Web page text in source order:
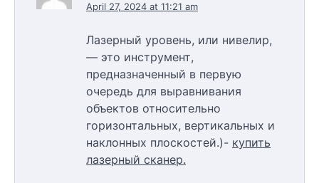
April 27, 2024 at 11:21 am
Лазерный уровень, или нивелир,
— это инструмент,
предназначенный в первую
очередь для выравнивания
объектов относительно
горизонтальных, вертикальных и
наклонных плоскостей.)- купить
лазерный сканер.